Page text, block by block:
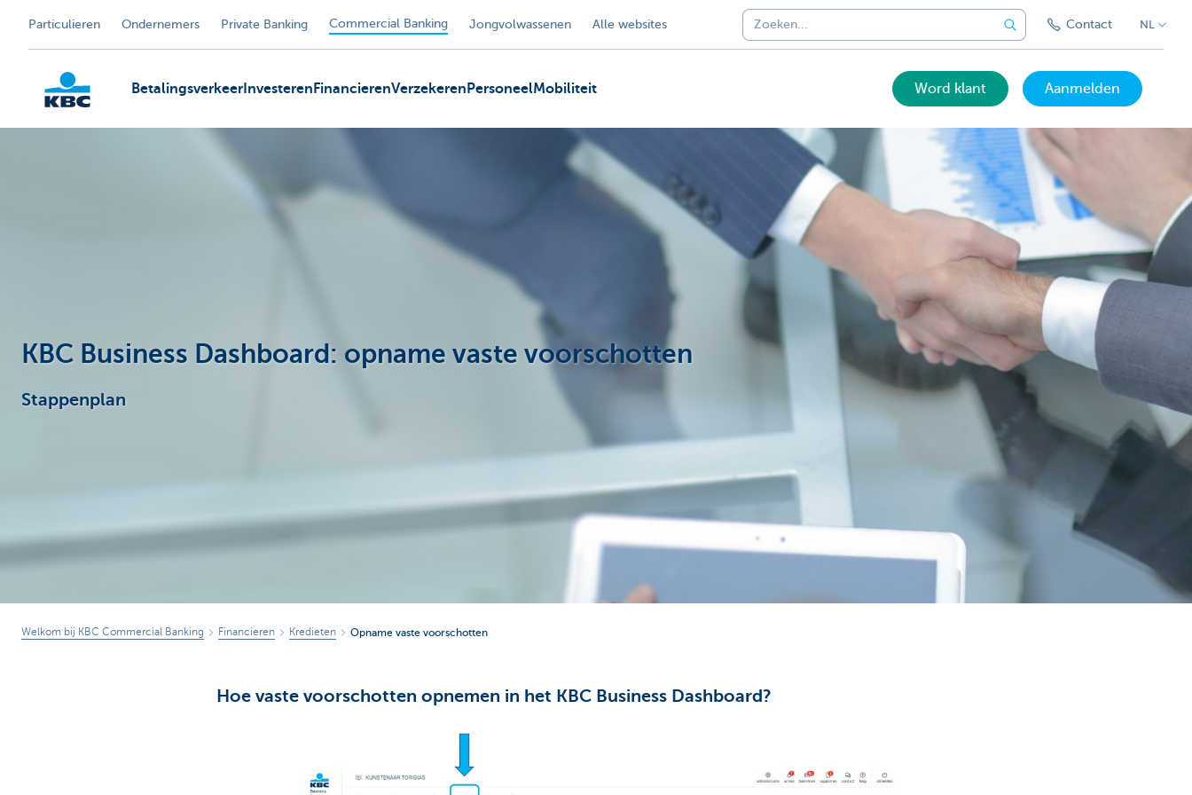
Particulieren Ondernemers Private Banking Commercial Banking Jongvolwassenen Alle websites Contact NL
Betalingsverkeer Investeren FinancierenVerzekeren PersoneelMobiliteit Word klant Aanmelden
KBC Business Dashboard: opname vaste voorschotten
Stappenplan
Welkom bij KBC Commercial Banking Financieren Kredieten Opname vaste voorschotten
Hoe vaste voorschotten opnemen in het KBC Business Dashboard?